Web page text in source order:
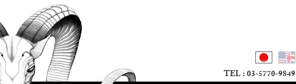
TEL : 03-5770-9849